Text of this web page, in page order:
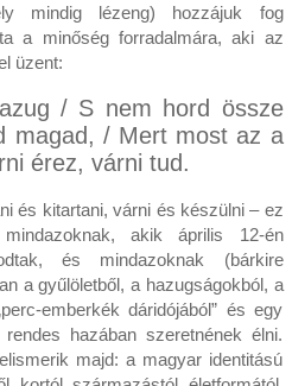
mindig lézeng) hozzájuk fog
a minőség forradalmára, aki az
üzent:
/ S nem hord össze
magad, / Mert most az a
érez, várni tud.
és kitartani, várni és készülni – ez
akik április 12-én
és mindazoknak (bárkire
a gyűlöletből, a hazugságokból, a
emberkék dáridójából” és egy
hazában szeretnének élni.
majd: a magyar identitású